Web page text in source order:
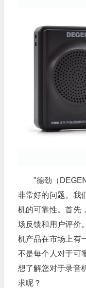
"德劲（
非常好的问题。我
机的可靠性。首先
场反馈和用户评价
机产品在市场上有
不是每个人对于可
想了解您对于录音
求呢？